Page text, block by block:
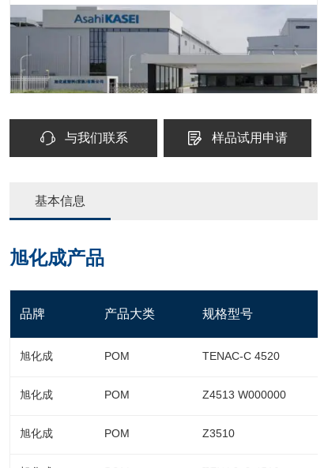
与我们联系 样品试用申请
基本信息
旭化成产品
品牌 产品大类 规格型号
旭化成 POM TENAC-C 4520
旭化成 POM Z4513 W000000
旭化成 POM Z3510